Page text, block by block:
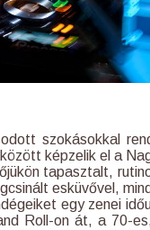
szokásokkal
képzelik el a
tapasztalt,
esküvővel,
egy zenei
Roll-on át, a 70-